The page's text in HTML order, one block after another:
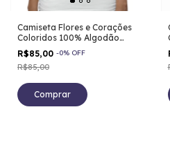
Camiseta Flores e Corações
Coloridos 100% Algodão
Feminino
R$85,00 -0% OFF
R$85,00
Comprar